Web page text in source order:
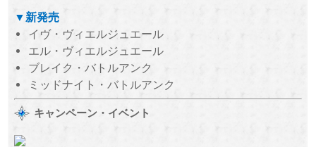
▼新発売
イヴ・ヴィエルジュエール
エル・ヴィエルジュエール
ブレイク・バトルアンク
ミッドナイト・バトルアンク
キャンペーン・イベント